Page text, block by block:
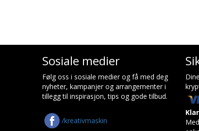
Sosiale medier
Følg oss i sosiale medier og få med deg
nyheter, kampanjer og arrangementer i
tillegg til inspirasjon, tips og gode tilbud.
/kreativmaskin